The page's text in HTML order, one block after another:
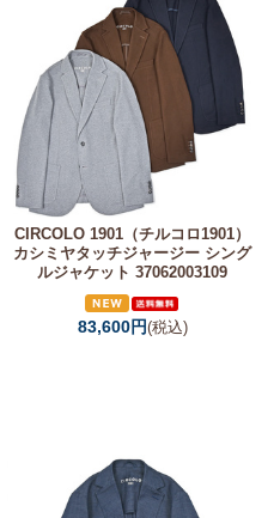
CIRCOLO 1901（チルコロ1901）
カシミヤタッチジャージー シング
ルジャケット 37062003109
83,600円(税込)